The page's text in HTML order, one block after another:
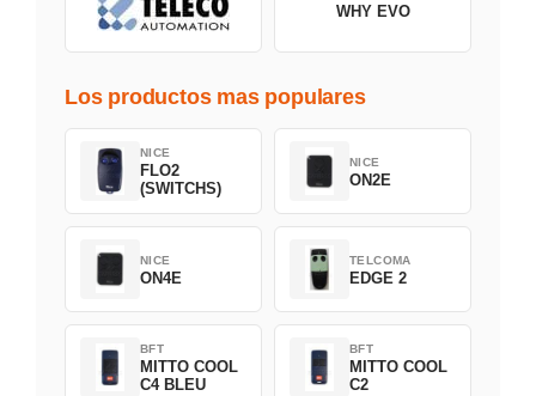
WHY EVO
Los productos mas populares
NICE
FLO2
(SWITCHS)
NICE
ON2E
NICE
ON4E
TELCOMA
EDGE 2
BFT
MITTO COOL
C4 BLEU
BFT
MITTO COOL
C2